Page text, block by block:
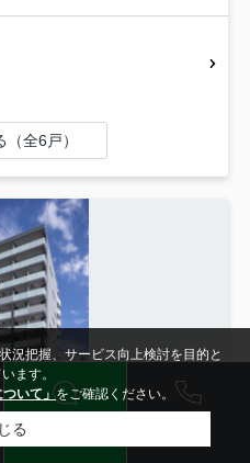
全6戸）
況把握、サービス向上検討を目的と
ます。
ついて」をご確認ください。
る